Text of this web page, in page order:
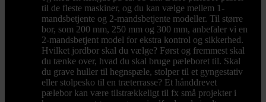
til de fleste maskiner, og du kan vælge mellem 1-
mandsbetjente og 2-mandsbetjente modeller. Til større
bor, som 200 mm, 250 mm og 300 mm, anbefaler vi en
2-mandsbetjent model for ekstra kontrol og sikkerhed.
Hvilket jordbor skal du vælge? Først og fremmest skal
du tænke over, hvad du skal bruge pæleboret til. Skal
du grave huller til hegnspæle, stolper til et gyngestativ
eller stolpesko til en træterrasse? Et hånddrevet
pælebor kan være tilstrækkeligt til fx små projekter i